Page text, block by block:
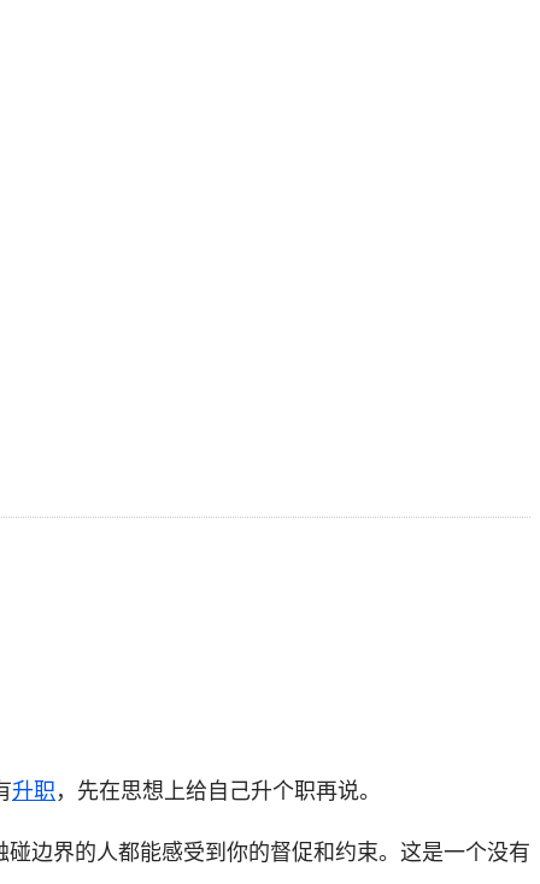
升职 ，先在思想上给自己升个职再说。
边界的人都能感受到你的督促和约束。这是一个没有